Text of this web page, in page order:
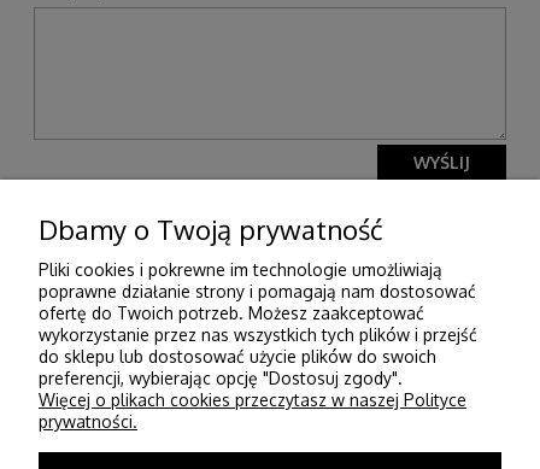
WYŚLIJ
Pomoc
Moje konto
Płatności i dostawa
Dbamy o Twoją prywatność
Pliki cookies i pokrewne im technologie umożliwiają
poprawne działanie strony i pomagają nam dostosować
ofertę do Twoich potrzeb. Możesz zaakceptować
wykorzystanie przez nas wszystkich tych plików i przejść
do sklepu lub dostosować użycie plików do swoich
preferencji, wybierając opcję "Dostosuj zgody".
Więcej o plikach cookies przeczytasz w naszej Polityce
prywatności.